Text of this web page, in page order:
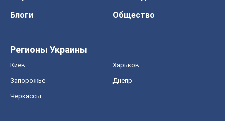
Блоги
Общество
Регионы Украины
Киев Харьков
Запорожье Днепр
Черкассы